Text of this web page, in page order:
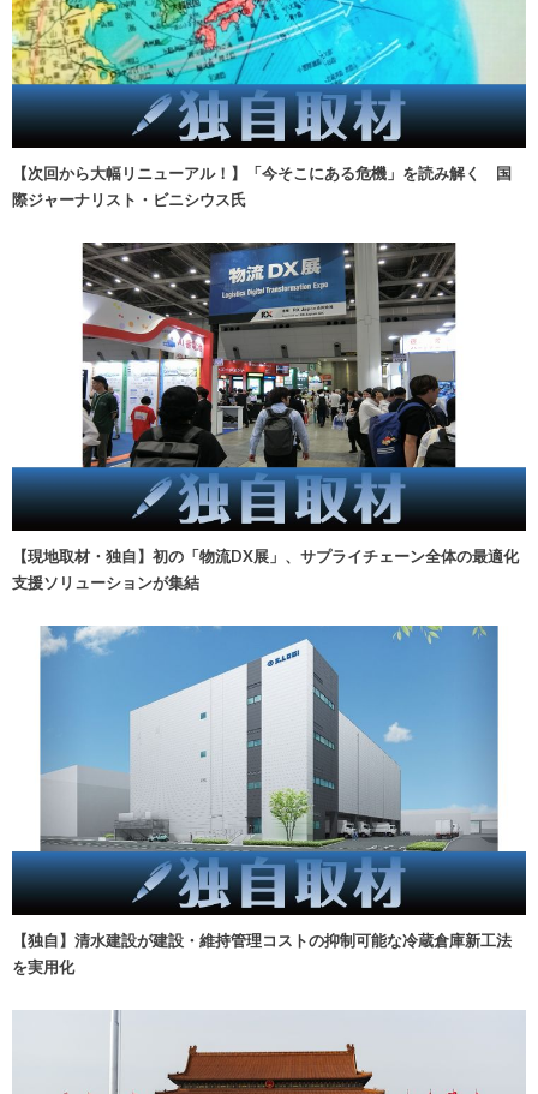
【次回から大幅リニューアル！】「今そこにある危機」を読み解く 国
際ジャーナリスト・ビニシウス氏
【現地取材・独自】初の「物流DX展」、サプライチェーン全体の最適化
支援ソリューションが集結
【独自】清水建設が建設・維持管理コストの抑制可能な冷蔵倉庫新工法
を実用化